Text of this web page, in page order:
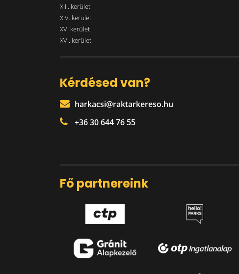
XIII. kerület
XIV. kerület
XV. kerület
XVI. kerület
Kérdésed van?
harkacsi@raktarkereso.hu
+36 30 644 76 55
Fő partnereink